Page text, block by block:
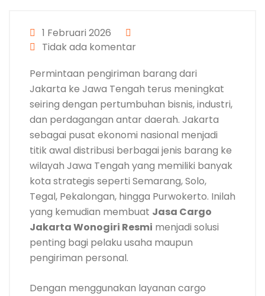
1 Februari 2026
Tidak ada komentar
Permintaan pengiriman barang dari
Jakarta ke Jawa Tengah terus meningkat
seiring dengan pertumbuhan bisnis, industri,
dan perdagangan antar daerah. Jakarta
sebagai pusat ekonomi nasional menjadi
titik awal distribusi berbagai jenis barang ke
wilayah Jawa Tengah yang memiliki banyak
kota strategis seperti Semarang, Solo,
Tegal, Pekalongan, hingga Purwokerto. Inilah
yang kemudian membuat Jasa Cargo
Jakarta Wonogiri Resmi menjadi solusi
penting bagi pelaku usaha maupun
pengiriman personal.
Dengan menggunakan layanan cargo